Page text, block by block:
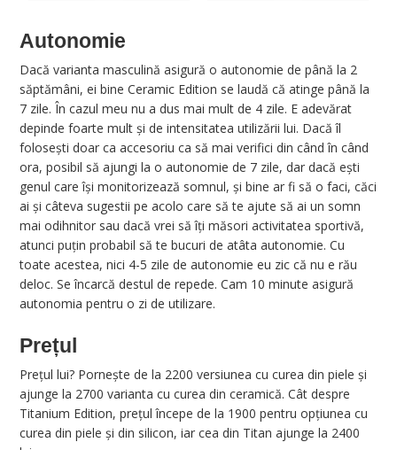
Autonomie
Dacă varianta masculină asigură o autonomie de până la 2
săptămâni, ei bine Ceramic Edition se laudă că atinge până la
7 zile. În cazul meu nu a dus mai mult de 4 zile. E adevărat
depinde foarte mult și de intensitatea utilizării lui. Dacă îl
folosești doar ca accesoriu ca să mai verifici din când în când
ora, posibil să ajungi la o autonomie de 7 zile, dar dacă ești
genul care își monitorizează somnul, și bine ar fi să o faci, căci
ai și câteva sugestii pe acolo care să te ajute să ai un somn
mai odihnitor sau dacă vrei să îți măsori activitatea sportivă,
atunci puțin probabil să te bucuri de atâta autonomie. Cu
toate acestea, nici 4-5 zile de autonomie eu zic că nu e rău
deloc. Se încarcă destul de repede. Cam 10 minute asigură
autonomia pentru o zi de utilizare.
Prețul
Prețul lui? Pornește de la 2200 versiunea cu curea din piele și
ajunge la 2700 varianta cu curea din ceramică. Cât despre
Titanium Edition, prețul începe de la 1900 pentru opțiunea cu
curea din piele și din silicon, iar cea din Titan ajunge la 2400